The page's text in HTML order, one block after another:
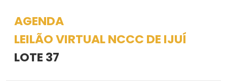
AGENDA
LEILÃO VIRTUAL NCCC DE IJUÍ
LOTE 37